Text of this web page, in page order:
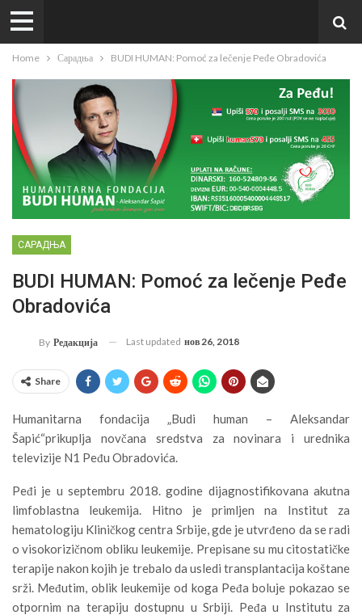
Home Сарадња BUDI HUMAN: Pomoć za lečenje Peđe Obradovića
САРАДЊА
BUDI HUMAN: Pomoć za lečenje Peđe
Obradovića
By Редакција Last updated нов 26, 2018
Share
Humanitarna fondacija „Budi human – Aleksandar
Šapić“prikuplja novčana sredstva za novinara i urednika
televizije N1 Peđu Obradovića.
Peđi je u septembru 2018. godine dijagnostifikovana akutna
limfoblastna leukemija. Hitno je primljen na Institut za
hematologiju Kliničkog centra Srbije, gde je utvrđeno da se radi
o visokorizičnom obliku leukemije. Prepisane su mu citostatičke
terapije nakon kojih je trebalo da usledi transplantacija koštane
srži. Međutim, oblik leukemije od koga Peđa boluje pokazao se
otpornim na terapiju dostupnu u Srbiji. Peđa u Institutu za